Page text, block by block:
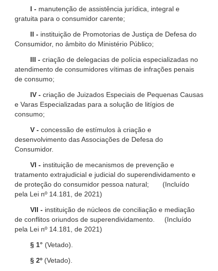
I - manutenção de assistência jurídica, integral e
gratuita para o consumidor carente;
II - instituição de Promotorias de Justiça de Defesa do
Consumidor, no âmbito do Ministério Público;
III - criação de delegacias de polícia especializadas no
atendimento de consumidores vítimas de infrações penais
de consumo;
IV - criação de Juizados Especiais de Pequenas Causas
e Varas Especializadas para a solução de litígios de
consumo;
V - concessão de estímulos à criação e
desenvolvimento das Associações de Defesa do
Consumidor.
VI - instituição de mecanismos de prevenção e
tratamento extrajudicial e judicial do superendividamento e
de proteção do consumidor pessoa natural; (Incluído
pela Lei nº 14.181, de 2021)
VII - instituição de núcleos de conciliação e mediação
de conflitos oriundos de superendividamento. (Incluído
pela Lei nº 14.181, de 2021)
§ 1° (Vetado).
§ 2º (Vetado).